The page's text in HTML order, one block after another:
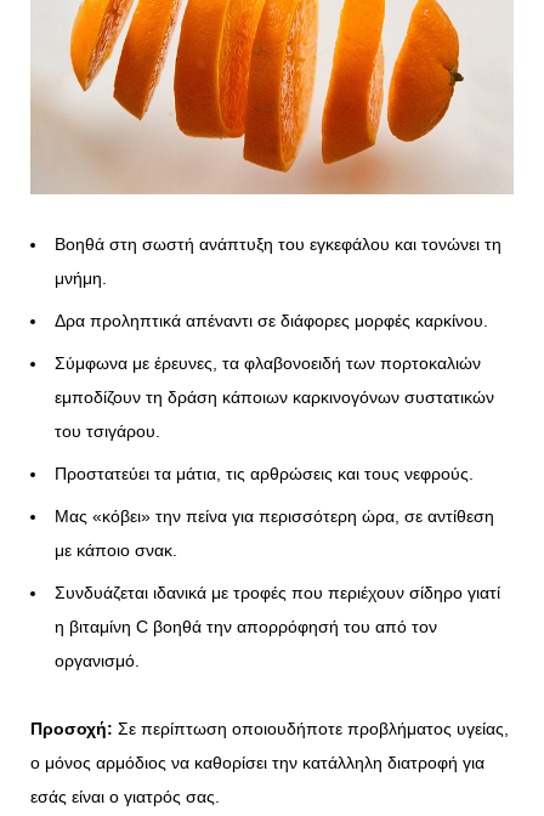
Βοηθά στη σωστή ανάπτυξη του εγκεφάλου και τονώνει τη
μνήμη.
Δρα προληπτικά απέναντι σε διάφορες μορφές καρκίνου.
Σύμφωνα με έρευνες, τα φλαβονοειδή των πορτοκαλιών
εμποδίζουν τη δράση κάποιων καρκινογόνων συστατικών
του τσιγάρου.
Προστατεύει τα μάτια, τις αρθρώσεις και τους νεφρούς.
Μας «κόβει» την πείνα για περισσότερη ώρα, σε αντίθεση
με κάποιο σνακ.
Συνδυάζεται ιδανικά με τροφές που περιέχουν σίδηρο γιατί
η βιταμίνη C βοηθά την απορρόφησή του από τον
οργανισμό.
Προσοχή: Σε περίπτωση οποιουδήποτε προβλήματος υγείας,
ο μόνος αρμόδιος να καθορίσει την κατάλληλη διατροφή για
εσάς είναι ο γιατρός σας.